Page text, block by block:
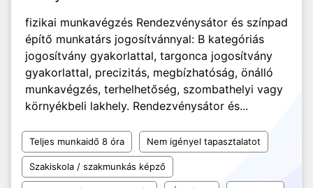
fizikai munkavégzés Rendezvénysátor és színpad
építő munkatárs jogosítvánnyal: B kategóriás
jogosítvány gyakorlattal, targonca jogosítvány
gyakorlattal, precizitás, megbízhatóság, önálló
munkavégzés, terhelhetőség, szombathelyi vagy
környékbeli lakhely. Rendezvénysátor és...
Teljes munkaidő 8 óra Nem igényel tapasztalatot
Szakiskola / szakmunkás képző